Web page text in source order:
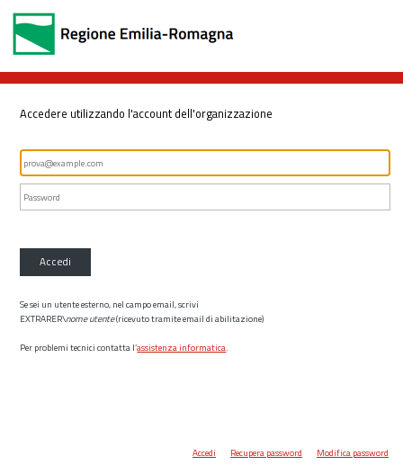
Accedere utilizzando l'account dell'organizzazione
Accedi
Se sei un utente esterno, nel campo email, scrivi
EXTRARER\nome utente(ricevuto tramite email di abilitazione)
Per problemi tecnici contatta l’assistenza informatica.
Accedi Recupera password Modifica password